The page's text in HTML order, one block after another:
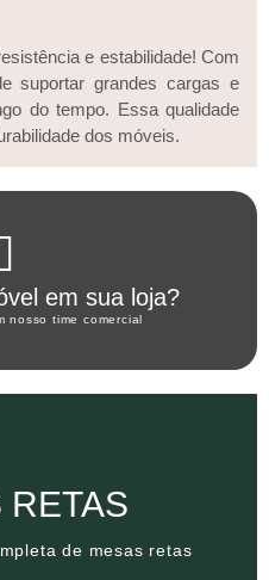
e estabilidade! Com
suportar grandes cargas e
do tempo. Essa qualidade
dos móveis.
em sua loja?
nosso time comercial
ARTANY
RETAS
de mesas retas
RETAS
de mesas retas